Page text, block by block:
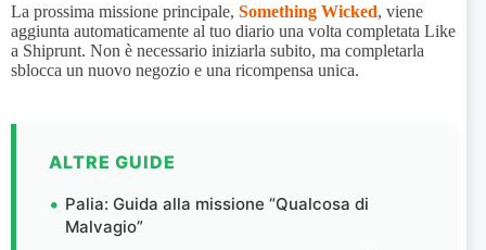
La prossima missione principale, Something Wicked, viene
aggiunta automaticamente al tuo diario una volta completata Like
a Shiprunt. Non è necessario iniziarla subito, ma completarla
sblocca un nuovo negozio e una ricompensa unica.
ALTRE GUIDE
Palia: Guida alla missione “Qualcosa di
Malvagio”